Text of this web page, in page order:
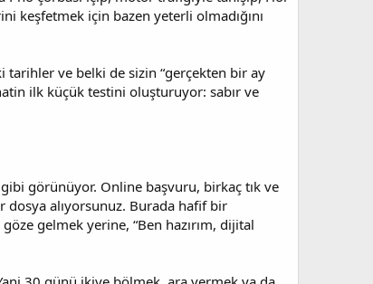
keşfetmek için bazen yeterli olmadığını
ve belki de sizin “gerçekten bir ay
ilk küçük testini oluşturuyor: sabır ve
görünüyor. Online başvuru, birkaç tık ve
dosya alıyorsunuz. Burada hafif bir
gelmek yerine, “Ben hazırım, dijital